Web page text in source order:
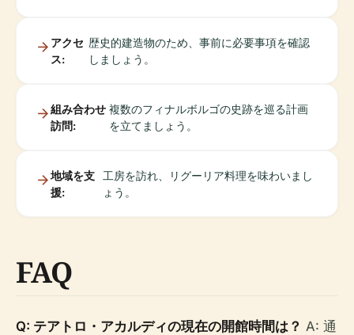
アクセ
ス:
歴史的建造物のため、事前に必要事項を確認
しましょう。
組み合わせ
訪問:
複数のフィナルボルゴの史跡を巡る計画
を立てましょう。
地域を支
援:
工房を訪れ、リグーリア料理を味わいまし
ょう。
FAQ
Q: テアトロ・アカルディの現在の開館時間は？ A: 通